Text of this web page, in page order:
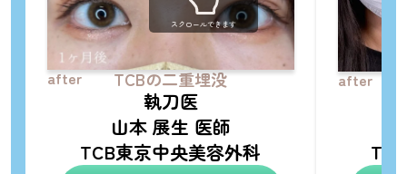
after TCBの二重埋没
執刀医
山本 展生 医師
TCB東京中央美容外科
after
スクロールできます